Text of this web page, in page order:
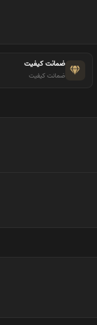
ضمانت کیفیت
ضمانت کیفیت